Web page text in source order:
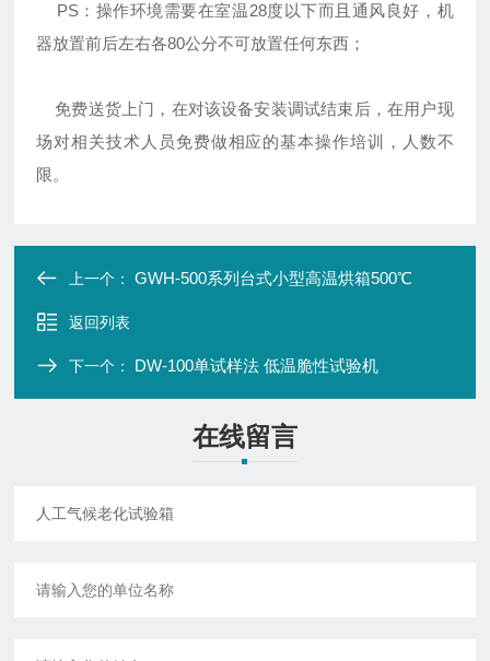
PS：操作环境需要在室温28度以下而且通风良好，机
器放置前后左右各80公分不可放置任何东西；
免费送货上门，在对该设备安装调试结束后，在用户现
场对相关技术人员免费做相应的基本操作培训，人数不
限。
上一个：GWH-500系列台式小型高温烘箱500℃
返回列表
下一个： DW-100单试样法 低温脆性试验机
在线留言